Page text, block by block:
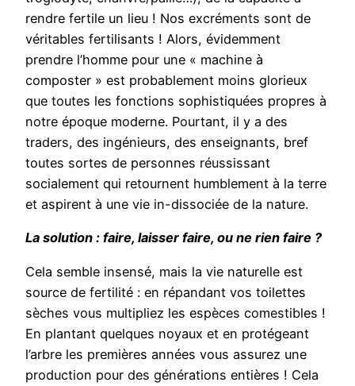
rendre fertile un lieu ! Nos excréments sont de
véritables fertilisants ! Alors, évidemment
prendre l’homme pour une « machine à
composter » est probablement moins glorieux
que toutes les fonctions sophistiquées propres à
notre époque moderne. Pourtant, il y a des
traders, des ingénieurs, des enseignants, bref
toutes sortes de personnes réussissant
socialement qui retournent humblement à la terre
et aspirent à une vie in-dissociée de la nature.
La solution : faire, laisser faire, ou ne rien faire ?
Cela semble insensé, mais la vie naturelle est
source de fertilité : en répandant vos toilettes
sèches vous multipliez les espèces comestibles !
En plantant quelques noyaux et en protégeant
l’arbre les premières années vous assurez une
production pour des générations entières ! Cela